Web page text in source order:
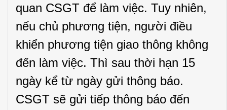
quan CSGT để làm việc. Tuy nhiên,
nếu chủ phương tiện, người điều
khiển phương tiện giao thông không
đến làm việc. Thì sau thời hạn 15
ngày kể từ ngày gửi thông báo.
CSGT sẽ gửi tiếp thông báo đến